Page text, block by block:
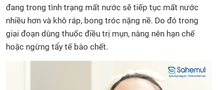
đang trong tình trạng mất nước sẽ tiếp tục mất nước
nhiều hơn và khô ráp, bong tróc nặng nề. Do đó trong
giai đoạn dùng thuốc điều trị mụn, nàng nên hạn chế
hoặc ngừng tẩy tế bào chết.